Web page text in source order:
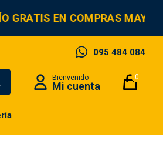
GRATIS EN COMPRAS
0
095 484 084